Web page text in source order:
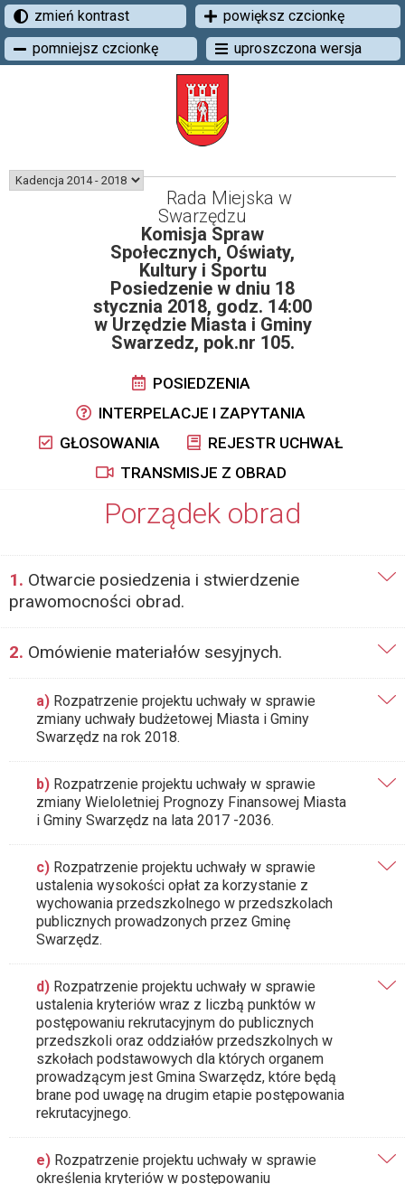
zmień kontrast
powiększ czcionkę
pomniejsz czcionkę
uproszczona wersja
Rada Miejska w
Swarzędzu
Komisja Spraw
Społecznych, Oświaty,
Kultury i Sportu
Posiedzenie w dniu 18
stycznia 2018, godz. 14:00
w Urzędzie Miasta i Gminy
Swarzedz, pok.nr 105.
POSIEDZENIA
INTERPELACJE I ZAPYTANIA
GŁOSOWANIA
REJESTR UCHWAŁ
TRANSMISJE Z OBRAD
Porządek obrad
1. Otwarcie posiedzenia i stwierdzenie
prawomocności obrad.
2. Omówienie materiałów sesyjnych.
a) Rozpatrzenie projektu uchwały w sprawie
zmiany uchwały budżetowej Miasta i Gminy
Swarzędz na rok 2018.
b) Rozpatrzenie projektu uchwały w sprawie
zmiany Wieloletniej Prognozy Finansowej Miasta
i Gminy Swarzędz na lata 2017 -2036.
c) Rozpatrzenie projektu uchwały w sprawie
ustalenia wysokości opłat za korzystanie z
wychowania przedszkolnego w przedszkolach
publicznych prowadzonych przez Gminę
Swarzędz.
d) Rozpatrzenie projektu uchwały w sprawie
ustalenia kryteriów wraz z liczbą punktów w
postępowaniu rekrutacyjnym do publicznych
przedszkoli oraz oddziałów przedszkolnych w
szkołach podstawowych dla których organem
prowadzącym jest Gmina Swarzędz, które będą
brane pod uwagę na drugim etapie postępowania
rekrutacyjnego.
e) Rozpatrzenie projektu uchwały w sprawie
określenia kryteriów w postępowaniu